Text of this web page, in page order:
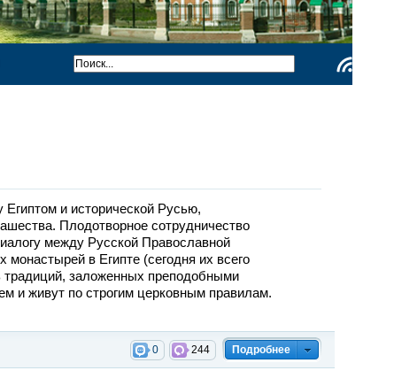
и исторической Русью,
Плодотворное сотрудничество
между Русской Православной
в Египте (сегодня их всего
традиций, заложенных преподобными
и живут по строгим церковным правилам.
Подробнее
244
0